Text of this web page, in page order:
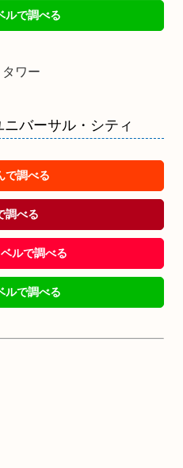
ルで調べる
ワー
バーサル・シティ
で調べる
調べる
ルで調べる
ルで調べる